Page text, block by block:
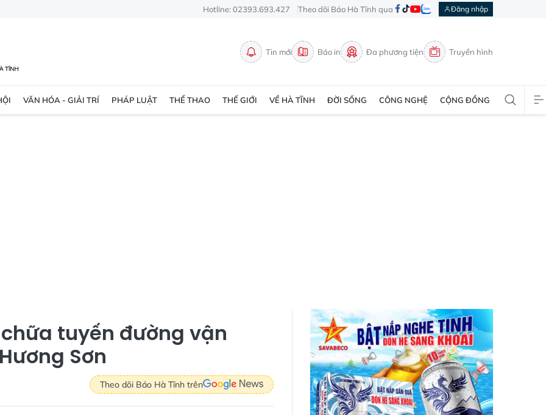
Hotline: 02393.693.427 Theo dõi Báo Hà Tĩnh qua Đăng nhập
Tin mới Báo in Đa phương tiện Truyền hình
VĂN HÓA - GIẢI TRÍ PHÁP LUẬT THỂ THAO THẾ GIỚI VỀ HÀ TĨNH ĐỜI SỐNG CÔNG NGHỆ CỘNG ĐỒNG
tuyến đường vận
Sơn
Theo dõi Báo Hà Tĩnh trên